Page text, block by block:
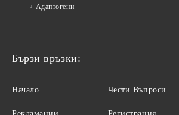
Адаптогени
Бързи връзки:
Начало
Рекламации
Чести Въпроси
Регистрация